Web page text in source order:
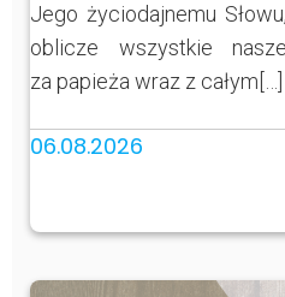
Jego życiodajnemu
oblicze wszystkie
za papieża wraz z całym[…]
06.08.2026